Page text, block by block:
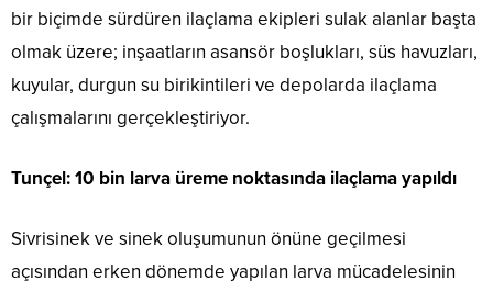
bir biçimde sürdüren ilaçlama ekipleri sulak alanlar başta
olmak üzere; inşaatların asansör boşlukları, süs havuzları,
kuyular, durgun su birikintileri ve depolarda ilaçlama
çalışmalarını gerçekleştiriyor.
Tunçel: 10 bin larva üreme noktasında ilaçlama yapıldı
Sivrisinek ve sinek oluşumunun önüne geçilmesi
açısından erken dönemde yapılan larva mücadelesinin